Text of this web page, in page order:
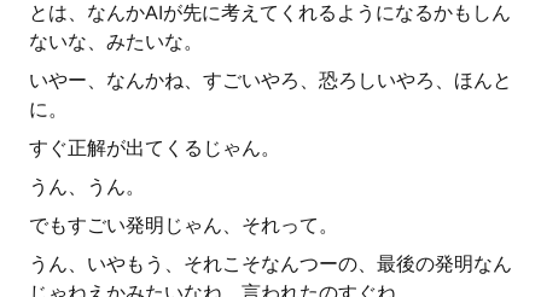
とは、なんかAIが先に考えてくれるようになるかもしん
ないな、みたいな。
いやー、なんかね、すごいやろ、恐ろしいやろ、ほんと
に。
すぐ正解が出てくるじゃん。
うん、うん。
でもすごい発明じゃん、それって。
うん、いやもう、それこそなんつーの、最後の発明なん